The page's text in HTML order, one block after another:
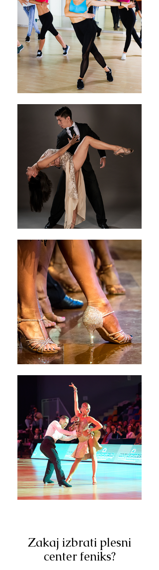
Zakaj izbrati plesni
center feniks?